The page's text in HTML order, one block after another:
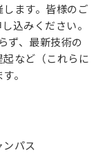
ます。皆様のご
込みください。
ず、最新技術の
など（これらに
。
パス